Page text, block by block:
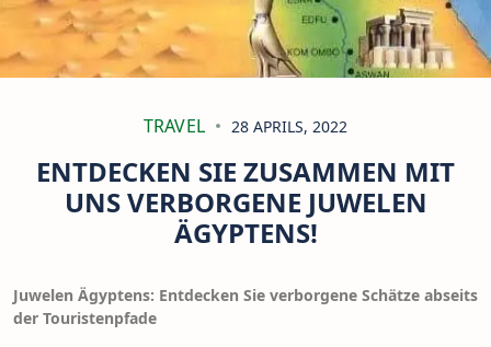
TRAVEL 28 APRILS, 2022
ENTDECKEN SIE ZUSAMMEN MIT
UNS VERBORGENE JUWELEN
ÄGYPTENS!
Juwelen Ägyptens: Entdecken Sie verborgene Schätze abseits
der Touristenpfade